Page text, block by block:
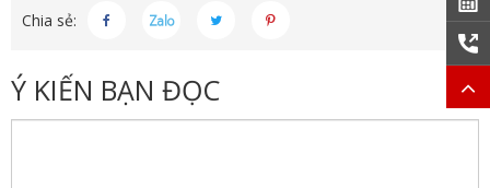
Chia sẻ:
Ý KIẾN BẠN ĐỌC